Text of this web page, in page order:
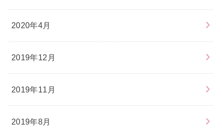
2020年4月
2019年12月
2019年11月
2019年8月